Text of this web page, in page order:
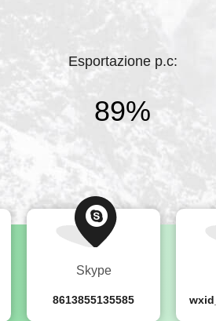
espulsore ad alta frequenza di
Esportazione p.c:
90%
Skype
8613855135585